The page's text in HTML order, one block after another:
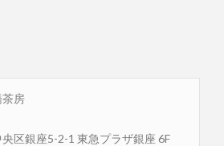
房
区銀座5-2-1 東急プラザ銀座 6F